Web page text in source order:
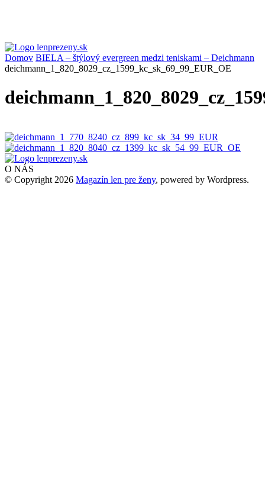
Domov BIELA – štýlový evergreen medzi teniskami – Deichmann
deichmann_1_820_8029_cz_1599_kc_sk_69_99_EUR_OE
O NÁS
© Copyright 2026 Magazín len pre ženy, powered by Wordpress.